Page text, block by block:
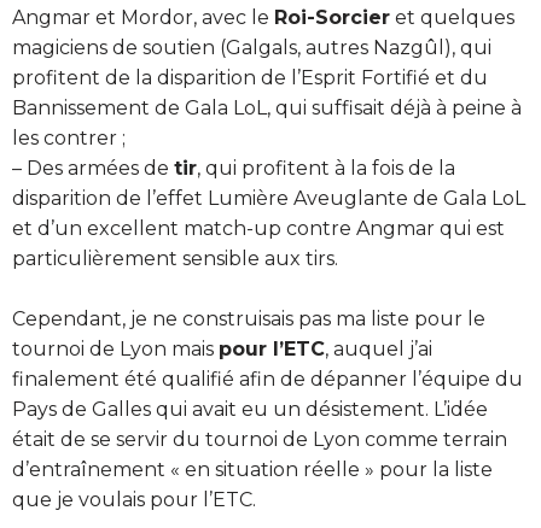
Angmar et Mordor, avec le Roi-Sorcier et quelques
magiciens de soutien (Galgals, autres Nazgûl), qui
profitent de la disparition de l’Esprit Fortifié et du
Bannissement de Gala LoL, qui suffisait déjà à peine à
les contrer ;
– Des armées de tir, qui profitent à la fois de la
disparition de l’effet Lumière Aveuglante de Gala LoL
et d’un excellent match-up contre Angmar qui est
particulièrement sensible aux tirs.
Cependant, je ne construisais pas ma liste pour le
tournoi de Lyon mais pour l’ETC, auquel j’ai
finalement été qualifié afin de dépanner l’équipe du
Pays de Galles qui avait eu un désistement. L’idée
était de se servir du tournoi de Lyon comme terrain
d’entraînement « en situation réelle » pour la liste
que je voulais pour l’ETC.